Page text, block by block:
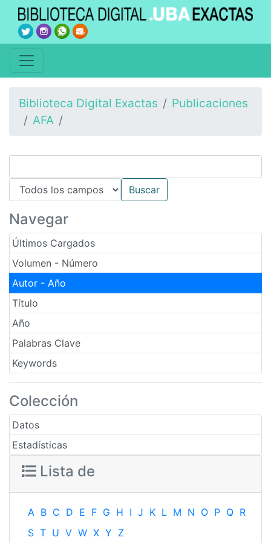
Biblioteca Digital Exactas
Publicaciones
AFA
Navegar
Últimos Cargados
Volumen - Número
Autor - Año
Título
Año
Palabras Clave
Keywords
Colección
Datos
Estadísticas
Lista de
A B C D E F G H I J K L M N O P Q R
S T U V W X Y Z